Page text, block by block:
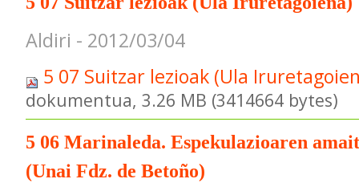
Aldiri - 2012/03/04
5 07 Suitzar lezioak (Ula
dokumentua, 3.26 MB (3414664 bytes)
5 06 Marinaleda. Espekulazioaren
(Unai Fdz. de Betoño)